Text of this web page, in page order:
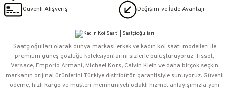
Güvenli Alışveriş Değişim ve İade Avantajı
Saatçioğulları⁠ olarak dünya markası erkek ve kadın kol saati modelleri ile
premium güneş gözlüğü koleksiyonlarını sizlerle buluşturuyoruz. Tissot,
Versace, Emporio Armani, Michael Kors, Calvin Klein ve daha birçok seçkin
markanın orijinal ürünlerini Türkiye distribütör garantisiyle sunuyoruz. Güvenli
ödeme, hızlı kargo ve müşteri memnuniyeti odaklı hizmet anlayışımızla yeni